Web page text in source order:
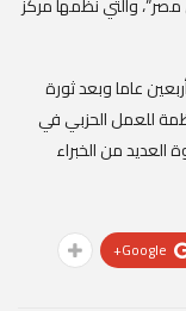
عاما وبعد ثورة
للعمل الحزبي في
من الخبراء
Google+